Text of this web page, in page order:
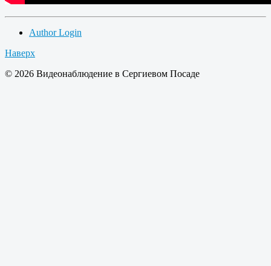
Author Login
Наверх
© 2026 Видеонаблюдение в Сергиевом Посаде